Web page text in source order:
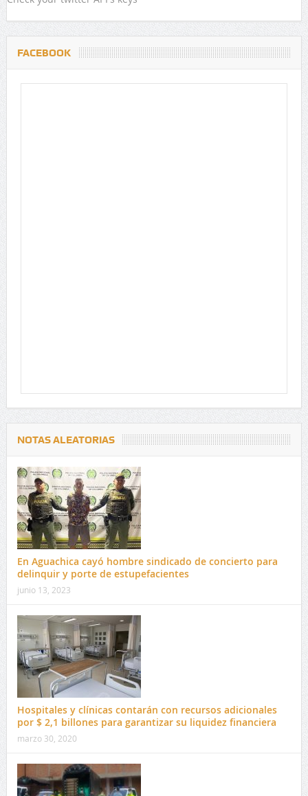
FACEBOOK
NOTAS ALEATORIAS
En Aguachica cayó hombre sindicado de concierto para
delinquir y porte de estupefacientes
junio 13, 2023
Hospitales y clínicas contarán con recursos adicionales
por $ 2,1 billones para garantizar su liquidez financiera
marzo 30, 2020